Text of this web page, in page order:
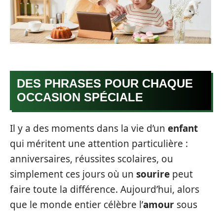
DES PHRASES POUR CHAQUE
OCCASION SPÉCIALE
Il y a des moments dans la vie d’un enfant
qui méritent une attention particulière :
anniversaires, réussites scolaires, ou
simplement ces jours où un sourire peut
faire toute la différence. Aujourd’hui, alors
que le monde entier célèbre l’amour sous